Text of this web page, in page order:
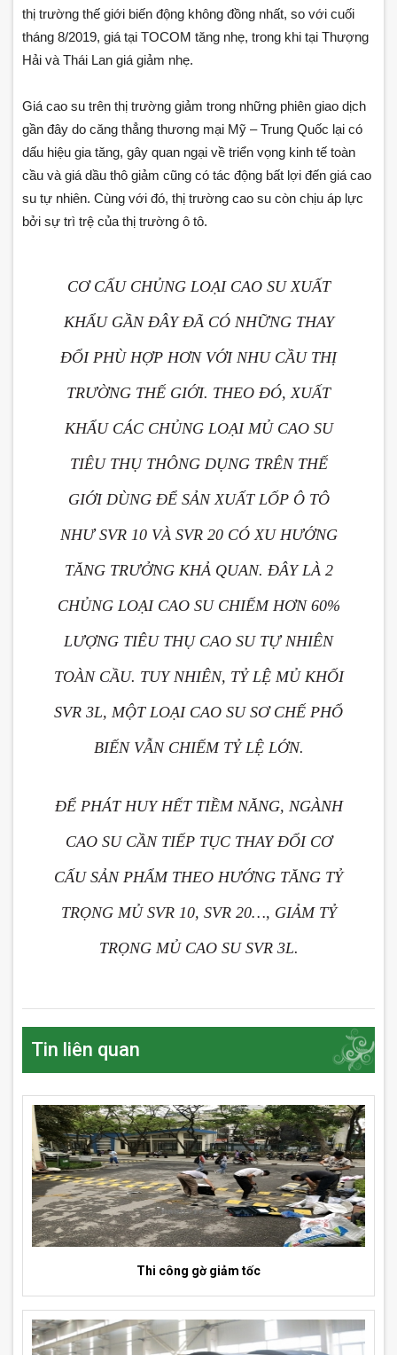
thị trường thế giới biến động không đồng nhất, so với cuối
tháng 8/2019, giá tại TOCOM tăng nhẹ, trong khi tại Thượng
Hải và Thái Lan giá giảm nhẹ.
Giá cao su trên thị trường giảm trong những phiên giao dịch
gần đây do căng thẳng thương mại Mỹ – Trung Quốc lại có
dấu hiệu gia tăng, gây quan ngại về triển vọng kinh tế toàn
cầu và giá dầu thô giảm cũng có tác động bất lợi đến giá cao
su tự nhiên. Cùng với đó, thị trường cao su còn chịu áp lực
bởi sự trì trệ của thị trường ô tô.
CƠ CẤU CHỦNG LOẠI CAO SU XUẤT
KHẨU GẦN ĐÂY ĐÃ CÓ NHỮNG THAY
ĐỔI PHÙ HỢP HƠN VỚI NHU CẦU THỊ
TRƯỜNG THẾ GIỚI. THEO ĐÓ, XUẤT
KHẨU CÁC CHỦNG LOẠI MỦ CAO SU
TIÊU THỤ THÔNG DỤNG TRÊN THẾ
GIỚI DÙNG ĐỂ SẢN XUẤT LỐP Ô TÔ
NHƯ SVR 10 VÀ SVR 20 CÓ XU HƯỚNG
TĂNG TRƯỞNG KHẢ QUAN. ĐÂY LÀ 2
CHỦNG LOẠI CAO SU CHIẾM HƠN 60%
LƯỢNG TIÊU THỤ CAO SU TỰ NHIÊN
TOÀN CẦU. TUY NHIÊN, TỶ LỆ MỦ KHỐI
SVR 3L, MỘT LOẠI CAO SU SƠ CHẾ PHỔ
BIẾN VẪN CHIẾM TỶ LỆ LỚN.
ĐỂ PHÁT HUY HẾT TIỀM NĂNG, NGÀNH
CAO SU CẦN TIẾP TỤC THAY ĐỔI CƠ
CẤU SẢN PHẨM THEO HƯỚNG TĂNG TỶ
TRỌNG MỦ SVR 10, SVR 20…, GIẢM TỶ
TRỌNG MỦ CAO SU SVR 3L.
Tin liên quan
Thi công gờ giảm tốc